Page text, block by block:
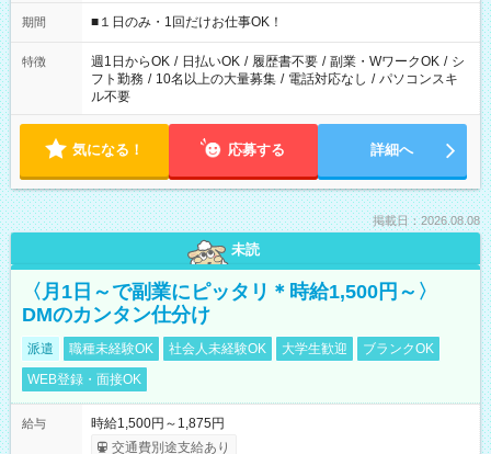
げるお仕事も！ ご希望のお時間に合わせてご紹介！ ※シフトは
ください！
期間 ■１日のみ・1回だけお仕事OK！
特徴 週1日からOK / 日払いOK / 履歴書不要 / 副業・WワークOK / シ
フト勤務 / 10名以上の大量募集 / 電話対応なし / パソコンスキ
ル不要
気になる！ 応募する 詳細へ
掲載日：2026.08.08
未読
〈月1日～で副業にピッタリ＊時給1,500円～〉
DMのカンタン仕分け
派遣 職種未経験OK 社会人未経験OK 大学生歓迎
ブランクOK
WEB登録・面接OK
給与
時給1,500円～1,875円
交通費別途支給あり